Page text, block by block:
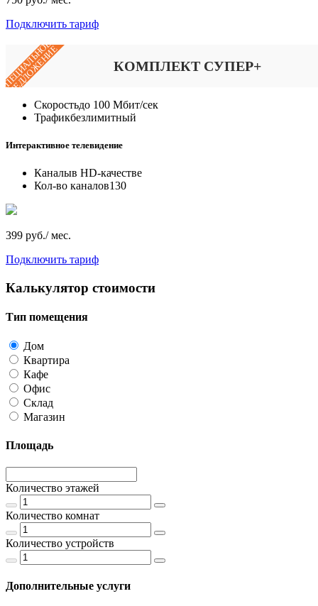
Подключить тариф
ПРЕДЛОЖЕНИЕ КОМПЛЕКТ СУПЕР+
Скоростьдо 100 Мбит/сек
Трафикбезлимитный
Интерактивное телевидение
Каналыв HD-качестве
Кол-во каналов130
399 руб./ мес.
Подключить тариф
Калькулятор стоимости
Тип помещения
Дом
Квартира
Кафе
Офис
Склад
Магазин
Площадь
Количество этажей
Количество комнат
Количество устройств
Дополнительные услуги